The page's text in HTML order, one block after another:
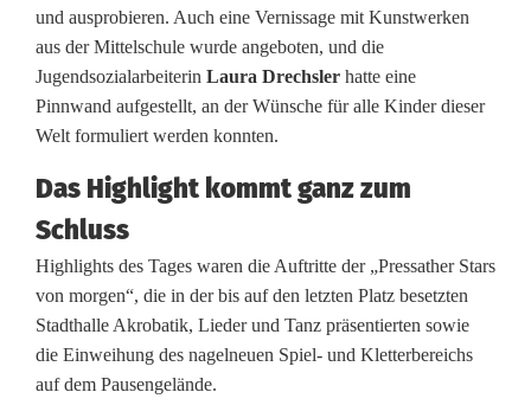
d
K
l
t
t
e
r
b
und ausprobieren. Auch eine Vernissage mit Kunstwerken
aus der Mittelschule wurde angeboten, und die
Jugendsozialarbeiterin Laura Drechsler hatte eine
Pinnwand aufgestellt, an der Wünsche für alle Kinder dieser
Welt formuliert werden konnten.
Das Highlight kommt ganz zum
Schluss
Highlights des Tages waren die Auftritte der „Pressather Stars
von morgen“, die in der bis auf den letzten Platz besetzten
Stadthalle Akrobatik, Lieder und Tanz präsentierten sowie
die Einweihung des nagelneuen Spiel- und Kletterbereichs
auf dem Pausengelände.